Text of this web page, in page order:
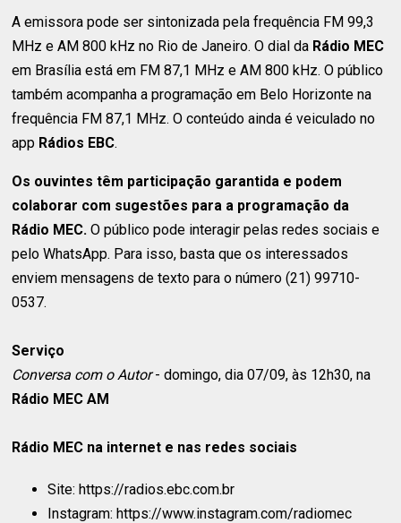
A emissora pode ser sintonizada pela frequência FM 99,3
MHz e AM 800 kHz no Rio de Janeiro. O dial da Rádio MEC
em Brasília está em FM 87,1 MHz e AM 800 kHz. O público
também acompanha a programação em Belo Horizonte na
frequência FM 87,1 MHz. O conteúdo ainda é veiculado no
app Rádios EBC.
Os ouvintes têm participação garantida e podem
colaborar com sugestões para a programação da
Rádio MEC. O público pode interagir pelas redes sociais e
pelo WhatsApp. Para isso, basta que os interessados
enviem mensagens de texto para o número (21) 99710-
0537.
Serviço
Conversa com o Autor- domingo, dia 07/09, às 12h30, na
Rádio MEC AM
Rádio MEC na internet e nas redes sociais
Site: https://radios.ebc.com.br
Instagram: https://www.instagram.com/radiomec